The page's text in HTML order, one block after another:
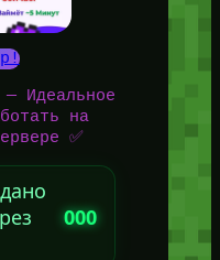
— Идеальное
на
✅
000